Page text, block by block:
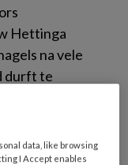
Hettinga
na vele
durft te
en nadelen
techniek.
data, like browsing
I Accept enables